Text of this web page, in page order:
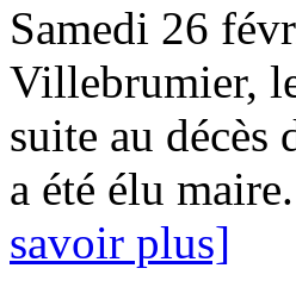
Samedi 26
Villebrumier,
suite au
a été élu
savoir plus]